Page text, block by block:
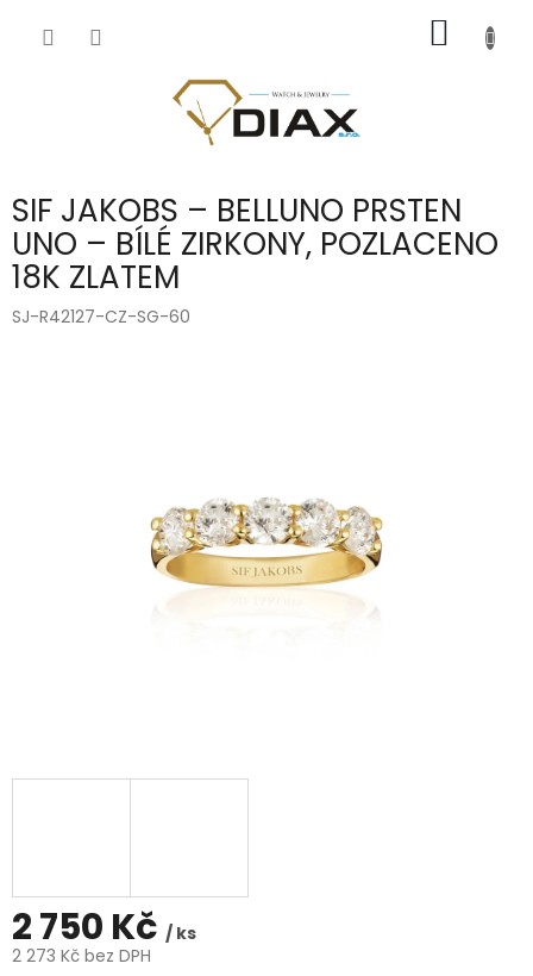
KOŠÍK
SIF JAKOBS – BELLUNO PRSTEN
UNO – BÍLÉ ZIRKONY, POZLACENO
18K ZLATEM
SJ-R42127-CZ-SG-60
2 750 Kč / ks
2 273 Kč bez DPH